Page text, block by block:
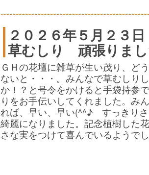
２０２６年５月２３日
草むしり 頑張りま
ＧＨの花壇に雑草が生い茂り、ど
ないと・・・。みんなで草むしり
か！？と号令をかけると手袋持参
りをお手伝いしてくれました。み
れば、早い、早い(^^♪ すっきり
綺麗になりました。記念植樹した
さな実をつけて喜んでいるようで